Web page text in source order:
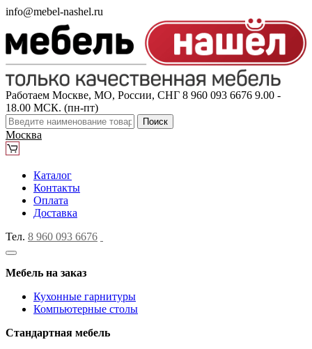
info@mebel-nashel.ru
Работаем Москве, МО, России, СНГ 8 960 093 6676 9.00 -
18.00 МСК. (пн-пт)
Поиск
Москва
Каталог
Контакты
Оплата
Доставка
Тел. 8 960 093 6676
Мебель на заказ
Кухонные гарнитуры
Компьютерные столы
Стандартная мебель